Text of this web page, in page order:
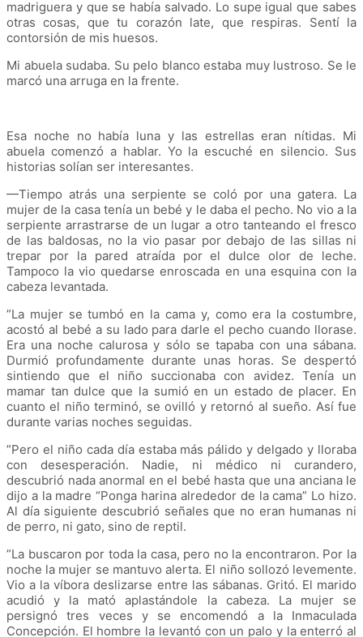
madriguera y que se había salvado. Lo supe igual que sabes
otras cosas, que tu corazón late, que respiras. Sentí la
contorsión de mis huesos.
Mi abuela sudaba. Su pelo blanco estaba muy lustroso. Se le
marcó una arruga en la frente.
Esa noche no había luna y las estrellas eran nítidas. Mi
abuela comenzó a hablar. Yo la escuché en silencio. Sus
historias solían ser interesantes.
—Tiempo atrás una serpiente se coló por una gatera. La
mujer de la casa tenía un bebé y le daba el pecho. No vio a la
serpiente arrastrarse de un lugar a otro tanteando el fresco
de las baldosas, no la vio pasar por debajo de las sillas ni
trepar por la pared atraída por el dulce olor de leche.
Tampoco la vio quedarse enroscada en una esquina con la
cabeza levantada.
”La mujer se tumbó en la cama y, como era la costumbre,
acostó al bebé a su lado para darle el pecho cuando llorase.
Era una noche calurosa y sólo se tapaba con una sábana.
Durmió profundamente durante unas horas. Se despertó
sintiendo que el niño succionaba con avidez. Tenía un
mamar tan dulce que la sumió en un estado de placer. En
cuanto el niño terminó, se ovilló y retornó al sueño. Así fue
durante varias noches seguidas.
”Pero el niño cada día estaba más pálido y delgado y lloraba
con desesperación. Nadie, ni médico ni curandero,
descubrió nada anormal en el bebé hasta que una anciana le
dijo a la madre “Ponga harina alrededor de la cama” Lo hizo.
Al día siguiente descubrió señales que no eran humanas ni
de perro, ni gato, sino de reptil.
”La buscaron por toda la casa, pero no la encontraron. Por la
noche la mujer se mantuvo alerta. El niño sollozó levemente.
Vio a la víbora deslizarse entre las sábanas. Gritó. El marido
acudió y la mató aplastándole la cabeza. La mujer se
persignó tres veces y se encomendó a la Inmaculada
Concepción. El hombre la levantó con un palo y la enterró al